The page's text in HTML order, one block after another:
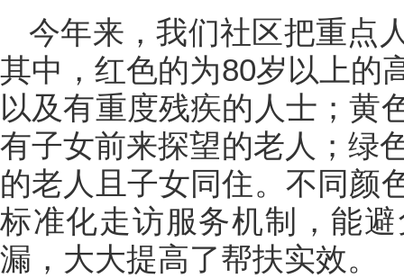
今年来，我们社区把重点
其中，红色的为80岁以上的
以及有重度残疾的人士；黄
有子女前来探望的老人；绿
的老人且子女同住。不同颜
标准化走访服务机制，能
漏，大大提高了帮扶实效。